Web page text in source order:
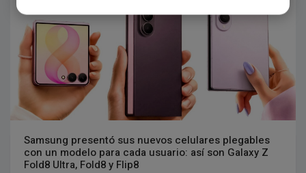
Samsung presentó sus nuevos celulares plegables
con un modelo para cada usuario: así son Galaxy Z
Fold8 Ultra, Fold8 y Flip8